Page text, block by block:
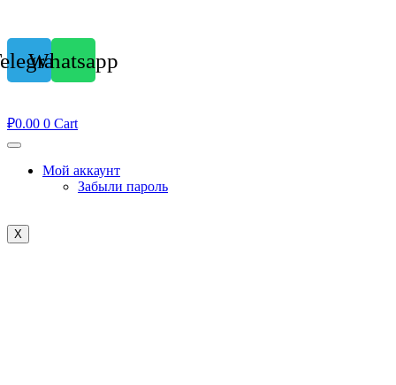
Whatsapp
₽0.00 0 Cart
Мой аккаунт
Забыли пароль
X